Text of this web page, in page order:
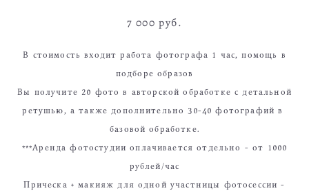
7 000 руб.
В стоимость входит работа фотографа 1 час, помощь в
подборе образов
Вы получите 20 фото в авторской обработке с детальной
ретушью, а также дополнительно 30-40 фотографий в
базовой обработке.
***Аренда фотостудии оплачивается отдельно - от 1000
рублей/час
Прическа + макияж для одной участницы фотосессии -